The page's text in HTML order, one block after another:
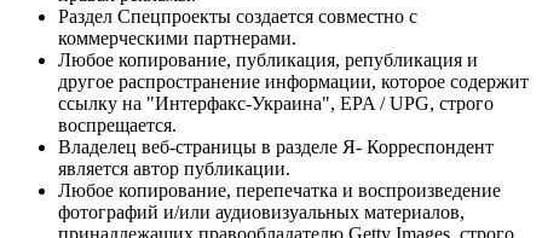
Раздел Спецпроекты создается совместно с
коммерческими партнерами.
Любое копирование, публикация, републикация и
другое распространение информации, которое содержит
ссылку на "Интерфакс-Украина", EPA / UPG, строго
воспрещается.
Владелец веб-страницы в разделе Я- Корреспондент
является автор публикации.
Любое копирование, перепечатка и воспроизведение
фотографий и/или аудиовизуальных материалов,
принадлежащих правообладателю Getty Images, строго